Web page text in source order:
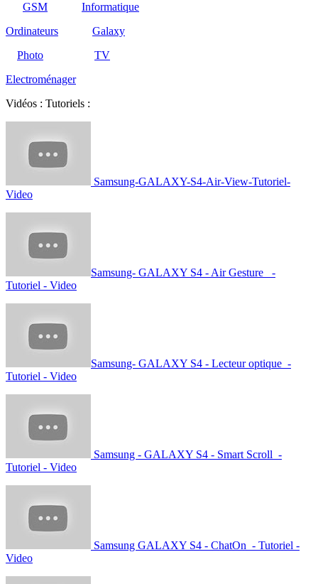
GSM
Informatique
Ordinateurs
Galaxy
Photo
TV
Electroménager
Vidéos : Tutoriels :
Samsung-GALAXY-S4-Air-View-Tutoriel-
Video
Samsung- GALAXY S4 - Air Gesture -
Tutoriel - Video
Samsung- GALAXY S4 - Lecteur optique -
Tutoriel - Video
Samsung - GALAXY S4 - Smart Scroll -
Tutoriel - Video
Samsung GALAXY S4 - ChatOn - Tutoriel -
Video